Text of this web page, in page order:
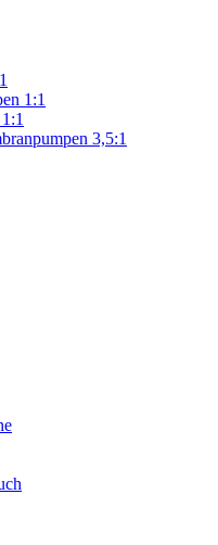
1:1
3,5:1